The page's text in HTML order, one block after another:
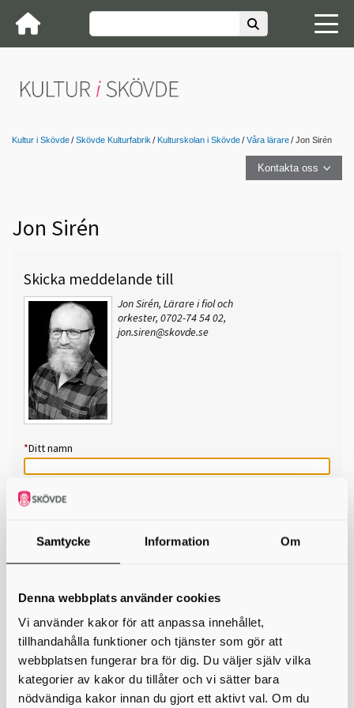
Samtycke Information Om
Denna webbplats använder cookies
Vi använder kakor för att anpassa innehållet,
tillhandahålla funktioner och tjänster som gör att
webbplatsen fungerar bra för dig. Du väljer själv vilka
kategorier av kakor du tillåter och vi sätter bara
nödvändiga kakor innan du gjort ett aktivt val. Om du
Kultur i Skövde Skövde Kulturfabrik Kulturskolan i Skövde Våra lärare Jon Sirén
Kontakta oss
Jon Sirén
Skicka meddelande till
Jon Sirén, Lärare i fiol och
orkester, 0702-74 54 02,
jon.siren@skovde.se
*Ditt namn
*Ämne